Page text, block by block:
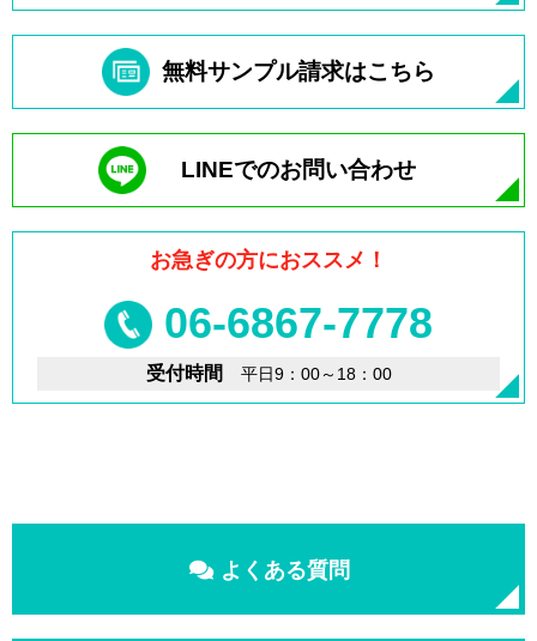
無料サンプル請求はこちら
LINEでのお問い合わせ
お急ぎの方におススメ！
06-6867-7778
受付時間 平日9：00～18：00
よくある質問